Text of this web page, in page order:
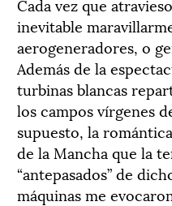
Cada vez que
inevitable
aerogeneradores, o
Además de la
turbinas blancas
los campos vírgenes
supuesto, la
de la Mancha que la
“antepasados” de
máquinas me